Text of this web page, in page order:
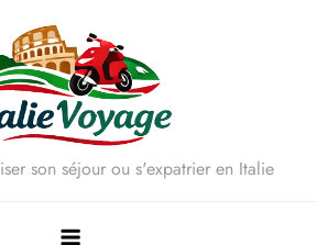
son séjour ou s'expatrier en Italie